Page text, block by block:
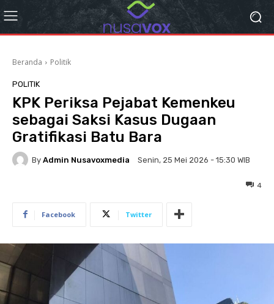
Beranda Politik
POLITIK
KPK Periksa Pejabat Kemenkeu
sebagai Saksi Kasus Dugaan
Gratifikasi Batu Bara
By Admin Nusavoxmedia Senin, 25 Mei 2026 - 15:30 WIB
4
Facebook Twitter